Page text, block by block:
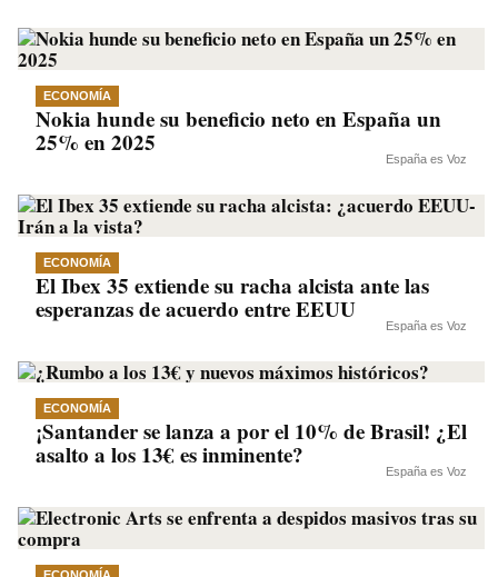
ECONOMÍA
Nokia hunde su beneficio neto en España un
25% en 2025
España es Voz
ECONOMÍA
El Ibex 35 extiende su racha alcista ante las
esperanzas de acuerdo entre EEUU
España es Voz
ECONOMÍA
¡Santander se lanza a por el 10% de Brasil! ¿El
asalto a los 13€ es inminente?
España es Voz